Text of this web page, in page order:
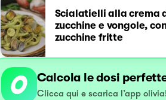
Scialatielli alla crema
zucchine e vongole,
zucchine fritte
Calcola le dosi
Clicca qui e scarica l’app